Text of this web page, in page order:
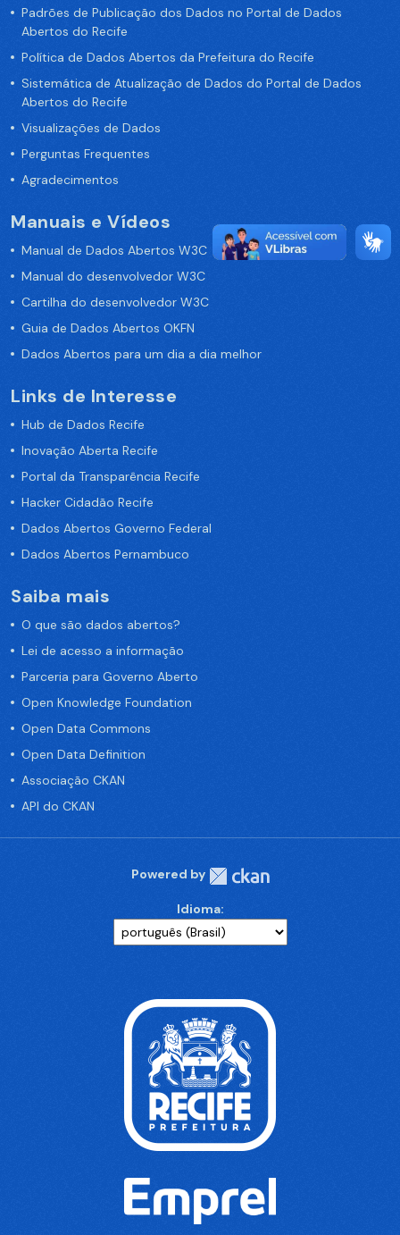
Padrões de Publicação dos Dados no Portal de Dados
Abertos do Recife
Política de Dados Abertos da Prefeitura do Recife
Sistemática de Atualização de Dados do Portal de Dados
Abertos do Recife
Visualizações de Dados
Perguntas Frequentes
Agradecimentos
Manuais e Vídeos
Manual de Dados Abertos W3C
Manual do desenvolvedor W3C
Cartilha do desenvolvedor W3C
Guia de Dados Abertos OKFN
Dados Abertos para um dia a dia melhor
Links de Interesse
Hub de Dados Recife
Inovação Aberta Recife
Portal da Transparência Recife
Hacker Cidadão Recife
Dados Abertos Governo Federal
Dados Abertos Pernambuco
Saiba mais
O que são dados abertos?
Lei de acesso a informação
Parceria para Governo Aberto
Open Knowledge Foundation
Open Data Commons
Open Data Definition
Associação CKAN
API do CKAN
Powered by
Idioma